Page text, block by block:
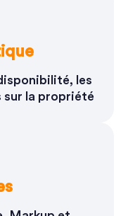
les
la propriété